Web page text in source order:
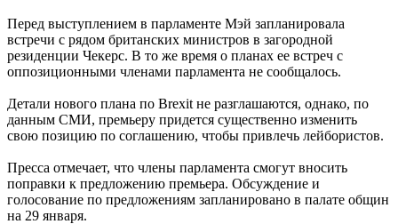
Перед выступлением в парламенте Мэй запланировала
встречи с рядом британских министров в загородной
резиденции Чекерс. В то же время о планах ее встреч с
оппозиционными членами парламента не сообщалось.
Детали нового плана по Brexit не разглашаются, однако, по
данным СМИ, премьеру придется существенно изменить
свою позицию по соглашению, чтобы привлечь лейбористов.
Пресса отмечает, что члены парламента смогут вносить
поправки к предложению премьера. Обсуждение и
голосование по предложениям запланировано в палате общин
на 29 января.